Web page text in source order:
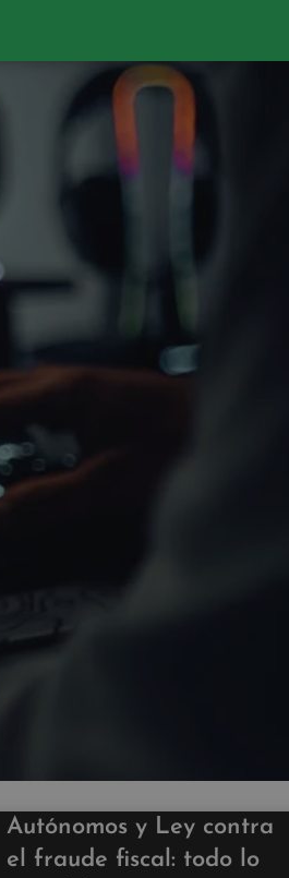
Autónomos y Ley contra
el fraude fiscal: todo lo